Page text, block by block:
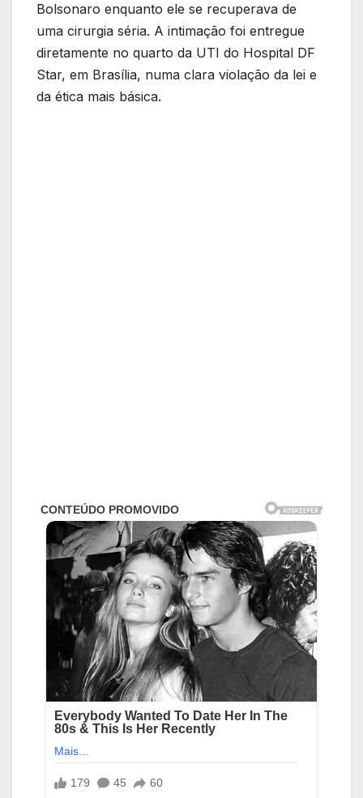
Bolsonaro enquanto ele se recuperava de
uma cirurgia séria. A intimação foi entregue
diretamente no quarto da UTI do Hospital DF
Star, em Brasília, numa clara violação da lei e
da ética mais básica.